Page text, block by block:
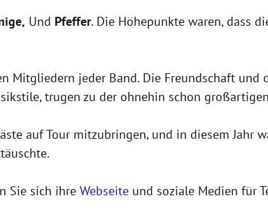
Und Pfeffer. Die Höhepunkte waren, dass
Mitgliedern jeder Band. Die Freundschaft und
trugen zu der ohnehin schon
auf Tour mitzubringen, und in diesem Jahr
Sie sich ihre Webseite und soziale Medien für